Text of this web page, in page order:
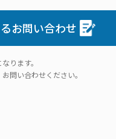
お問い合わせ
ります。
問い合わせください。